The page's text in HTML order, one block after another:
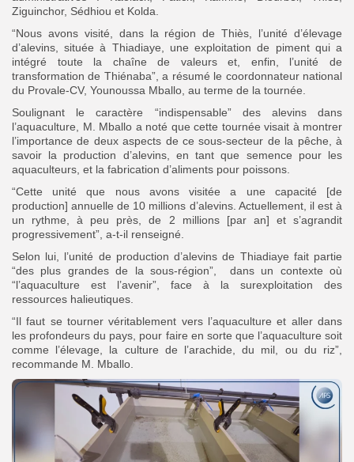
Ziguinchor, Sédhiou et Kolda.
“Nous avons visité, dans la région de Thiès, l’unité d’élevage
d’alevins, située à Thiadiaye, une exploitation de piment qui a
intégré toute la chaîne de valeurs et, enfin, l’unité de
transformation de Thiénaba”, a résumé le coordonnateur national
du Provale-CV, Younoussa Mballo, au terme de la tournée.
Soulignant le caractère “indispensable” des alevins dans
l’aquaculture, M. Mballo a noté que cette tournée visait à montrer
l’importance de deux aspects de ce sous-secteur de la pêche, à
savoir la production d’alevins, en tant que semence pour les
aquaculteurs, et la fabrication d’aliments pour poissons.
“Cette unité que nous avons visitée a une capacité [de
production] annuelle de 10 millions d’alevins. Actuellement, il est à
un rythme, à peu près, de 2 millions [par an] et s’agrandit
progressivement”, a-t-il renseigné.
Selon lui, l’unité de production d’alevins de Thiadiaye fait partie
“des plus grandes de la sous-région”, dans un contexte où
“l’aquaculture est l’avenir”, face à la surexploitation des
ressources halieutiques.
“Il faut se tourner véritablement vers l’aquaculture et aller dans
les profondeurs du pays, pour faire en sorte que l’aquaculture soit
comme l’élevage, la culture de l’arachide, du mil, ou du riz”,
recommande M. Mballo.